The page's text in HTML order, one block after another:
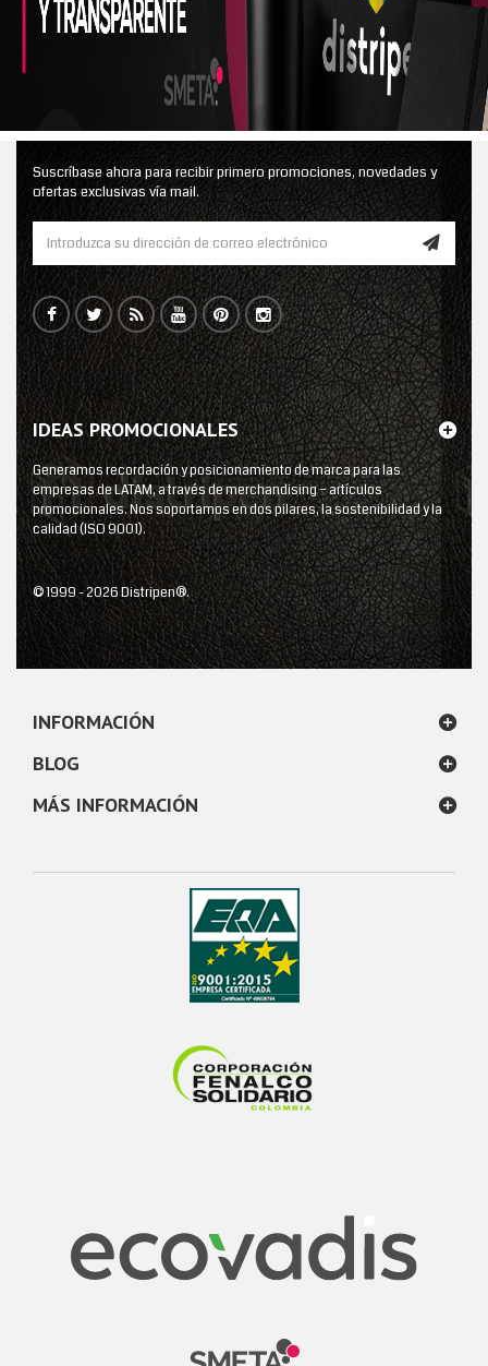
Suscríbase ahora para recibir primero promociones, novedades y
ofertas exclusivas vía mail.
IDEAS PROMOCIONALES
Generamos recordación y posicionamiento de marca para las
empresas de LATAM, a través de merchandising – artículos
promocionales. Nos soportamos en dos pilares, la sostenibilidad y la
calidad (ISO 9001).
© 1999 - 2026 Distripen®.
INFORMACIÓN
BLOG
MÁS INFORMACIÓN